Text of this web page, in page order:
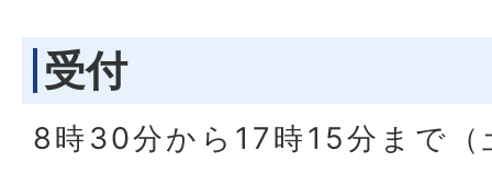
受付
8時30分から17時15分まで（